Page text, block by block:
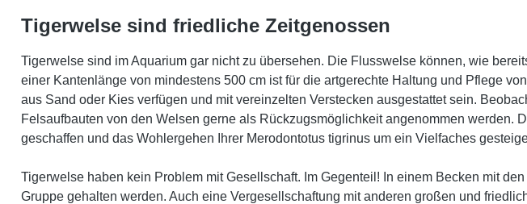
Tigerwelse sind friedliche Zeitgenossen
Tigerwelse sind im Aquarium gar nicht zu übersehen. Die Flusswelse können, wie
einer Kantenlänge von mindestens 500 cm ist für die artgerechte Haltung und Pflege
aus Sand oder Kies verfügen und mit vereinzelten Verstecken ausgestattet sein.
Felsaufbauten von den Welsen gerne als Rückzugsmöglichkeit angenommen
geschaffen und das Wohlergehen Ihrer Merodontotus tigrinus um ein Vielfaches
Tigerwelse haben kein Problem mit Gesellschaft. Im Gegenteil! In einem Becken mit
Gruppe gehalten werden. Auch eine Vergesellschaftung mit anderen großen und